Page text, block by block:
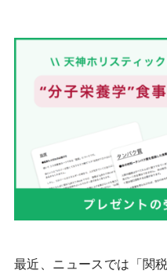
最近、ニュースでは「関